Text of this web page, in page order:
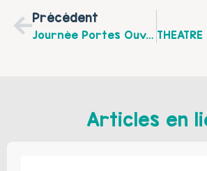
Précédent
Journée Portes Ouvertes Pour Découvrir Les Nouveaux Locaux De La MIPPS, Le Lundi 22 Février
Articles en